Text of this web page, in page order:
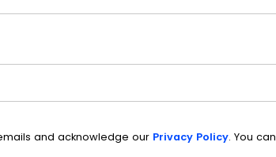
and acknowledge our Privacy Policy. You can